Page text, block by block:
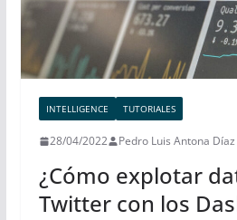
INTELLIGENCE TUTORIALES
28/04/2022 Pedro Luis Antona Díaz
¿Cómo explotar
Twitter con los